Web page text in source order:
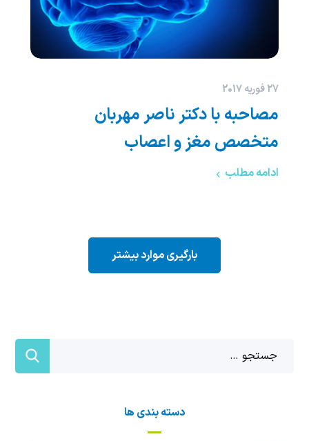
27 فوریه 2017
مصاحبه با دکتر ناصر مهربان
متخصص مغز و اعصاب
ادامه مطلب
بارگیری موارد بیشتر
دسته بندی ها